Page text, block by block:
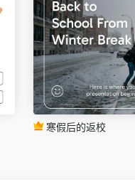
寒假后的返校